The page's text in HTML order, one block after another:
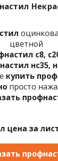
цветной
с8,
нс35,
купить
просто
цена за